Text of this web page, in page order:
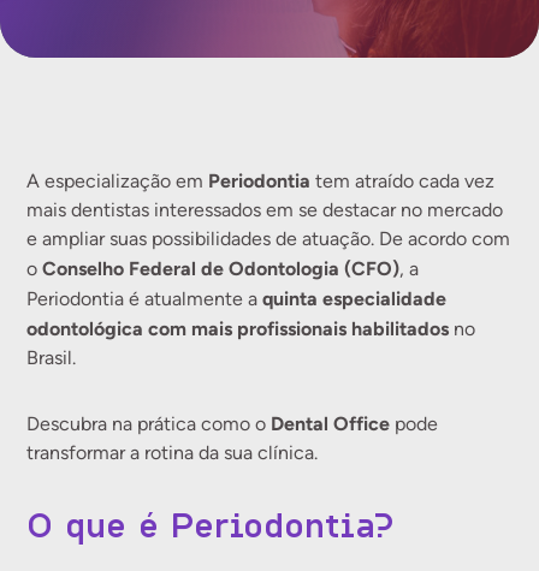
A especialização em Periodontia tem atraído cada vez
mais dentistas interessados em se destacar no mercado
e ampliar suas possibilidades de atuação. De acordo com
oConselho Federal de Odontologia (CFO), a
Periodontia é atualmente aquinta especialidade
odontológica com mais profissionais habilitados no
Brasil.
Descubra na prática como o Dental Office pode
transformar a rotina da sua clínica.
O que é Periodontia?